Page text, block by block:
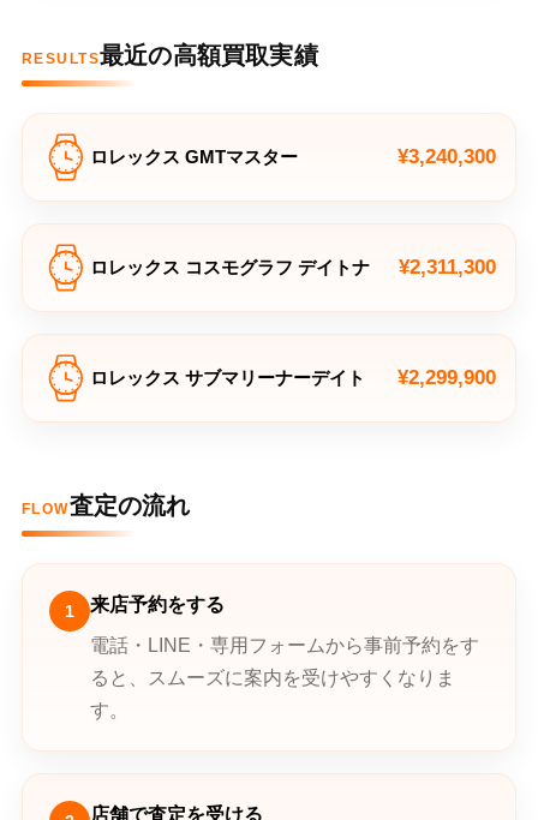
RESULTS最近の高額買取実績
ロレックス GMTマスター ¥3,240,300
ロレックス コスモグラフ デイトナ ¥2,311,300
ロレックス サブマリーナーデイト ¥2,299,900
FLOW査定の流れ
1
来店予約をする
電話・LINE・専用フォームから事前予約をす
ると、スムーズに案内を受けやすくなりま
す。
店舗で査定を受ける